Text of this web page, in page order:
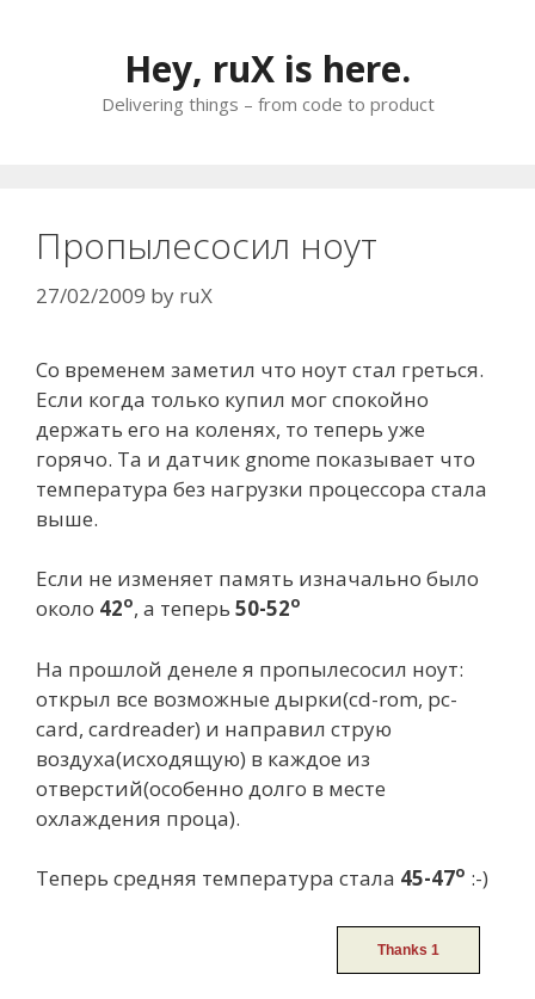
Hey, ruX is here.
Delivering things – from code to product
Пропылесосил ноут
27/02/2009 by ruX
Со временем заметил что ноут стал греться.
Если когда только купил мог спокойно
держать его на коленях, то теперь уже
горячо. Та и датчик gnome показывает что
температура без нагрузки процессора стала
выше.
Если не изменяет память изначально было
около 42o, а теперь 50-52o
На прошлой денеле я пропылесосил ноут:
открыл все возможные дырки(cd-rom, pc-
card, cardreader) и направил струю
воздуха(исходящую) в каждое из
отверстий(особенно долго в месте
охлаждения проца).
Теперь средняя температура стала 45-47o :-)